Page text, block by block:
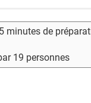
minutes de
19 personnes